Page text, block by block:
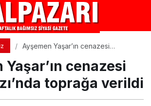
Ayşemen Yaşar’ın cenazesi
cenazesi
toprağa verildi